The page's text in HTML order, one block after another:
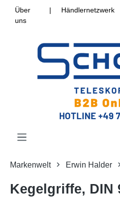
Über
uns
| Händlernetzwerk
Markenwelt Erwin Halder
Kegelgriffe, DIN